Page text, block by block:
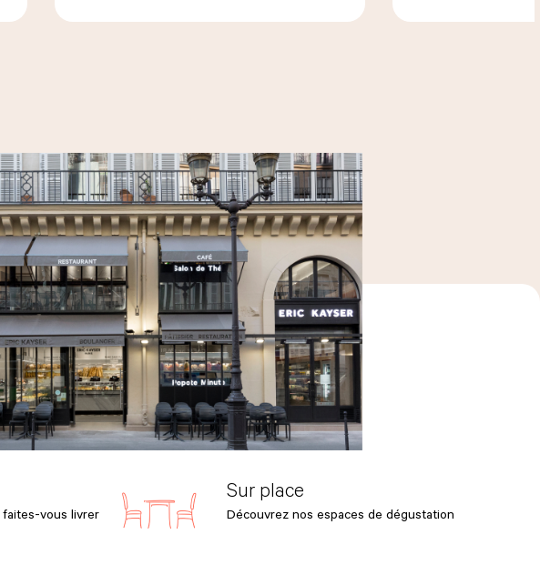
faites-vous livrer
Sur place
Découvrez nos espaces de dégustation